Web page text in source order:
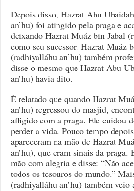
Depois disso, Hazrat Abu
an’hu) foi atingido pela praga e
deixando Hazrat Muáz bin Jabal
como seu sucessor. Hazrat Muáz
(radhiyalláhu an’hu) também
disse o mesmo que Hazrat Abu
an’hu) havia dito.
É relatado que quando Hazrat
an’hu) regressou do masjid,
afligido com a praga. Ele cuidou
perder a vida. Pouco tempo
apareceram na mão de Hazrat
an’hu), que eram sinais da praga.
mão com alegria e disse: “Não
todos os tesouros do mundo.”
(radhiyalláhu an’hu) também